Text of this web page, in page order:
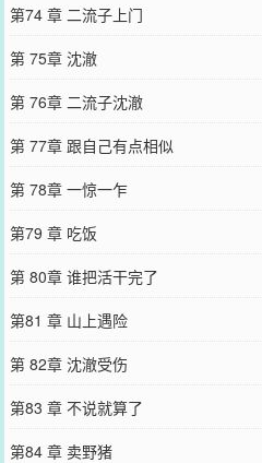
第74 章 二流子上门
第 75章 沈澈
第 76章 二流子沈澈
第 77章 跟自己有点相似
第 78章 一惊一乍
第79 章 吃饭
第 80章 谁把活干完了
第81 章 山上遇险
第 82章 沈澈受伤
第83 章 不说就算了
第84 章 卖野猪